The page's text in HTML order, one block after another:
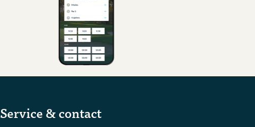
Service & contact